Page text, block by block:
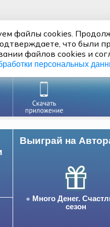
Выиграй на
Много Денег.
сезон
файлы cookies.
что были
файлов cookies и
персональных